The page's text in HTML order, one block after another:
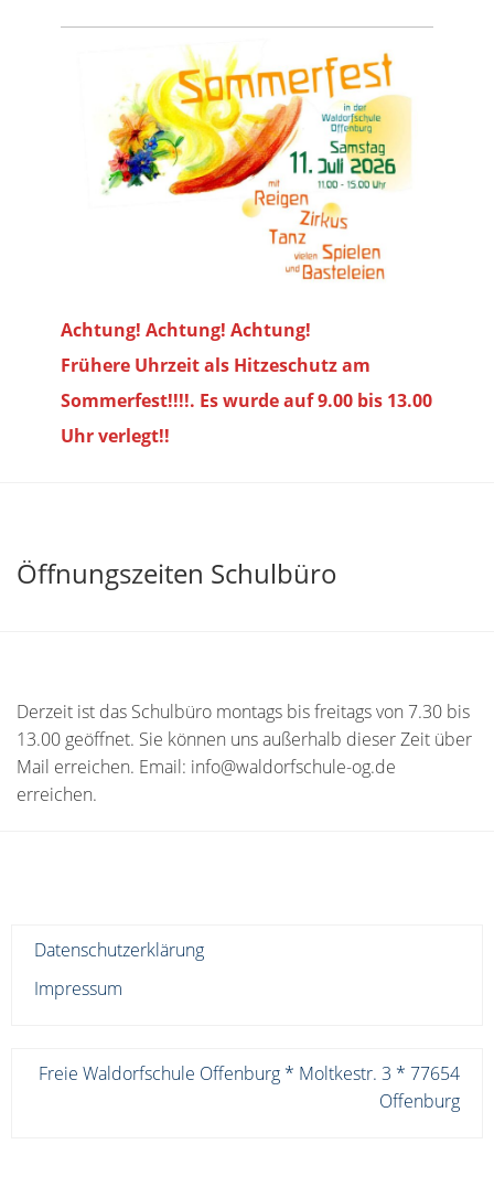
Achtung! Achtung! Achtung!
Frühere Uhrzeit als Hitzeschutz am
Sommerfest!!!!. Es wurde auf 9.00 bis 13.00
Uhr verlegt!!
Öffnungszeiten Schulbüro
Derzeit ist das Schulbüro montags bis freitags von 7.30 bis
13.00 geöffnet. Sie können uns außerhalb dieser Zeit über
Mail erreichen. Email: info@waldorfschule-og.de
erreichen.
Datenschutzerklärung
Impressum
Freie Waldorfschule Offenburg * Moltkestr. 3 * 77654
Offenburg